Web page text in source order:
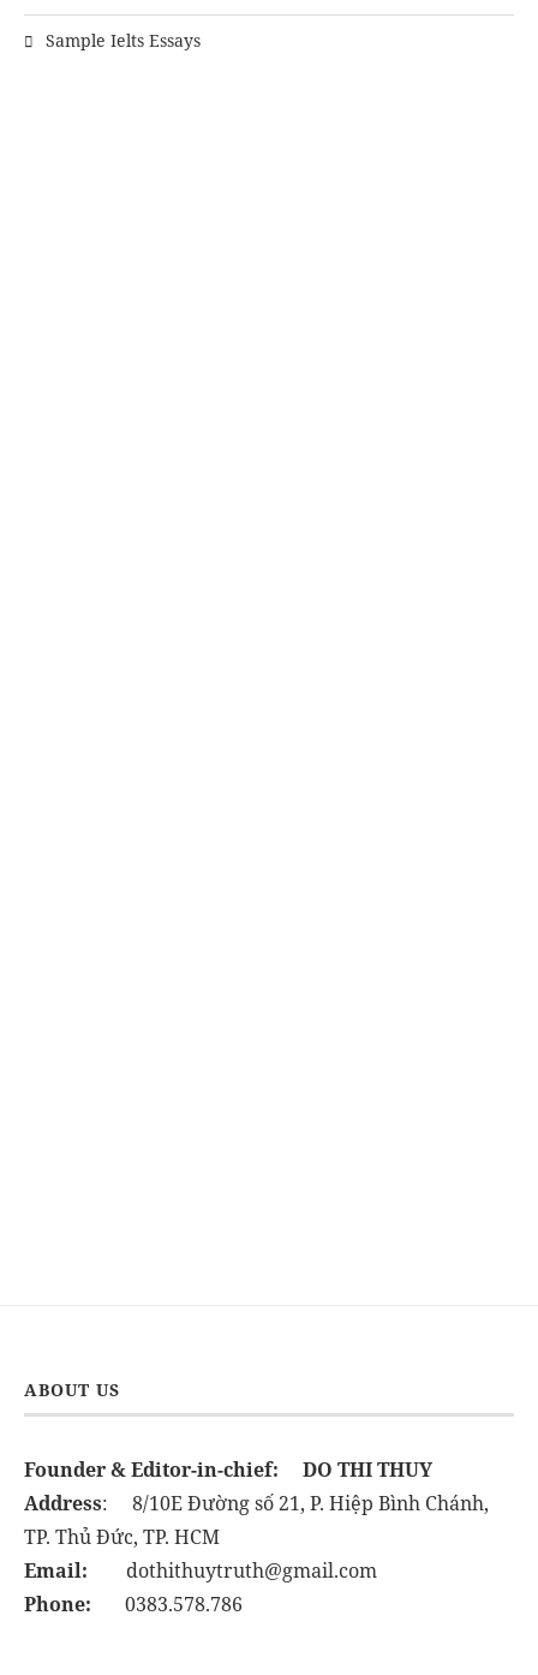
Sample Ielts Essays
ABOUT US
Founder & Editor-in-chief:
DO THI THUY
Address: 8/10E Đường số 21, P. Hiệp Bình Chánh,
TP. Thủ Đức, TP. HCM
Email: dothithuytruth@gmail.com
Phone: 0383.578.786